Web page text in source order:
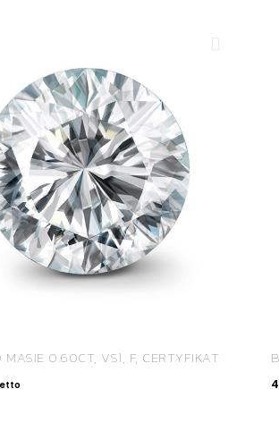
0.60CT, VS1, F, CERTYFIKAT